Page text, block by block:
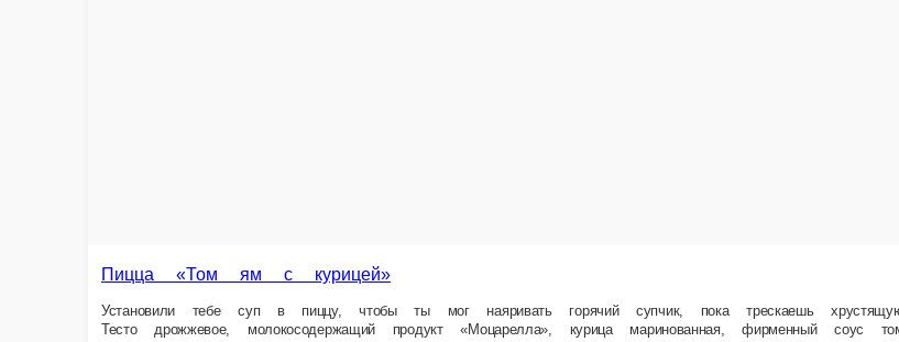
Пицца «Том ям с курицей»
Установили тебе суп в пиццу, чтобы ты мог наяривать горячий супчик, пока трескаешь хрустящую пиццу. Прокачали твою куриную пиццу, йо-
маринованная, фирменный соус том ям, помидоры, грибы шампиньоны, лук красный, зелень кинзы.